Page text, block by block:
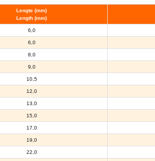
Lengte (mm)
Length (mm)
6,0
6,0
8,0
9,0
10,5
12,0
13,0
15,0
17,0
19,0
22,0